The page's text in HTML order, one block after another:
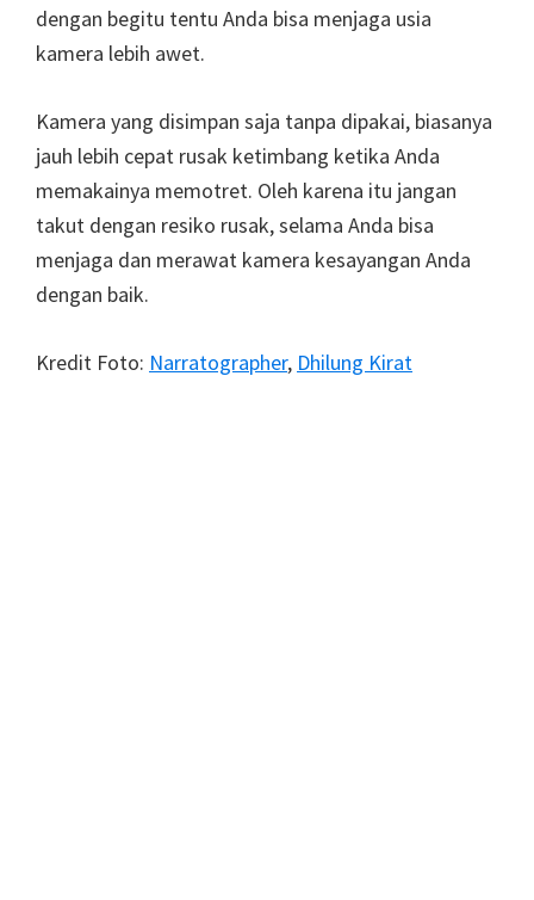
dengan begitu tentu Anda bisa menjaga usia
kamera lebih awet.
Kamera yang disimpan saja tanpa dipakai, biasanya
jauh lebih cepat rusak ketimbang ketika Anda
memakainya memotret. Oleh karena itu jangan
takut dengan resiko rusak, selama Anda bisa
menjaga dan merawat kamera kesayangan Anda
dengan baik.
Kredit Foto: Narratographer, Dhilung Kirat